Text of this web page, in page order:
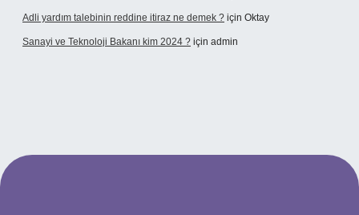
Adli yardım talebinin reddine itiraz ne demek ? için Oktay
Sanayi ve Teknoloji Bakanı kim 2024 ? için admin
giriş